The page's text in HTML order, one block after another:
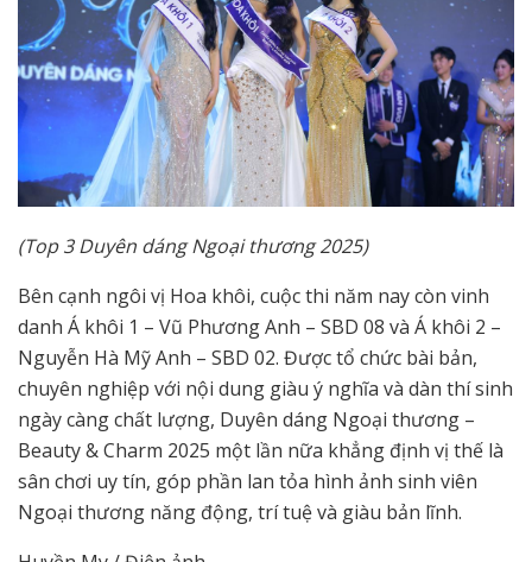
(Top 3 Duyên dáng Ngoại thương 2025)
Bên cạnh ngôi vị Hoa khôi, cuộc thi năm nay còn vinh
danh Á khôi 1 – Vũ Phương Anh – SBD 08 và Á khôi 2 –
Nguyễn Hà Mỹ Anh – SBD 02. Được tổ chức bài bản,
chuyên nghiệp với nội dung giàu ý nghĩa và dàn thí sinh
ngày càng chất lượng, Duyên dáng Ngoại thương –
Beauty & Charm 2025 một lần nữa khẳng định vị thế là
sân chơi uy tín, góp phần lan tỏa hình ảnh sinh viên
Ngoại thương năng động, trí tuệ và giàu bản lĩnh.